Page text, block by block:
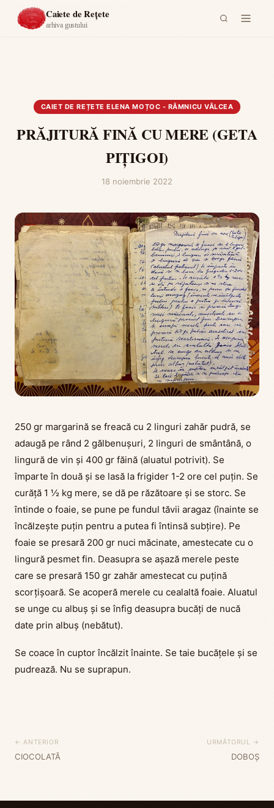
Caiete de Rețete
arhiva gustului
Acasă ›
FINĂ CU MERE (GETA PIȚIGOI)
CAIET DE REȚETE ELENA MOȚOC - RÂMNICU VÂLCEA
PRĂJITURĂ FINĂ CU MERE (GETA
PIȚIGOI)
18 noiembrie 2022
250 gr margarină se freacă cu 2 linguri zahăr pudră, se
adaugă pe rând 2 gălbenușuri, 2 linguri de smântână, o
lingură de vin și 400 gr făină (aluatul potrivit). Se
împarte în două și se lasă la frigider 1-2 ore cel puțin. Se
curăță 1 ½ kg mere, se dă pe răzătoare și se storc. Se
întinde o foaie, se pune pe fundul tăvii aragaz (înainte se
încălzește puțin pentru a putea fi întinsă subțire). Pe
foaie se presară 200 gr nuci măcinate, amestecate cu o
lingură pesmet fin. Deasupra se așază merele peste
care se presară 150 gr zahăr amestecat cu puțină
scorțișoară. Se acoperă merele cu cealaltă foaie. Aluatul
se unge cu albuș și se înfig deasupra bucăți de nucă
date prin albuș (nebătut).
Se coace în cuptor încălzit înainte. Se taie bucățele și se
pudrează. Nu se suprapun.
← ANTERIOR
CIOCOLATĂ
URMĂTORUL →
DOBOȘ